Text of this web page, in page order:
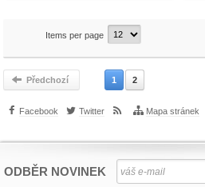
Items per page
Předchozí 1 2
Facebook Twitter Mapa stránek
ODBĚR NOVINEK